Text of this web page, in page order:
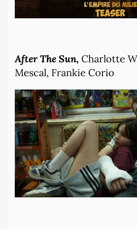
After The Sun, Charlotte
Mescal, Frankie Corio